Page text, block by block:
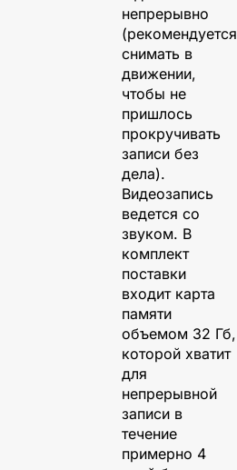
непрерывно
(рекомендуется
снимать в
движении,
чтобы не
пришлось
прокручивать
записи без
дела).
Видеозапись
ведется со
звуком. В
комплект
поставки
входит карта
памяти
объемом 32 Гб,
которой хватит
для
непрерывной
записи в
течение
примерно 4